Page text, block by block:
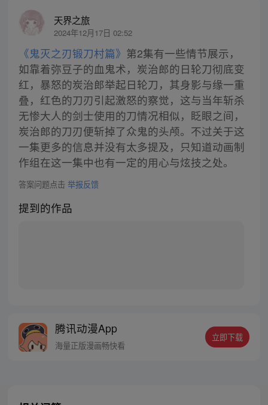
天界之旅
2024年12月17日 02:52
《鬼灭之刃锻刀村篇》 第2集有一些情节展示，
如靠着弥豆子的血鬼术，炭治郎的日轮刀彻底变
红，暴怒的炭治郎举起日轮刀，其身影与缘一重
叠，红色的刀刃引起激怒的察觉，这与当年斩杀
无惨大人的剑士使用的刀情况相似，眨眼之间，
炭治郎的刀刃便斩掉了众鬼的头颅。不过关于这
一集更多的信息并没有太多提及，只知道动画制
作组在这一集中也有一定的用心与炫技之处。
答案问题点击 举报反馈
提到的作品
腾讯动漫App
海量正版漫画畅快看
立即下载